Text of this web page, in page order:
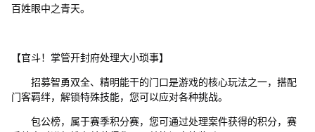
百姓眼中之青天。
【官斗！掌管开封府处理大小琐事】
招募智勇双全、精明能干的门口是游戏的核心玩法之一，搭配
门客羁绊，解锁特殊技能，您可以应对各种挑战。
包公榜，属于赛季积分赛，您可通过处理案件获得的积分，赛